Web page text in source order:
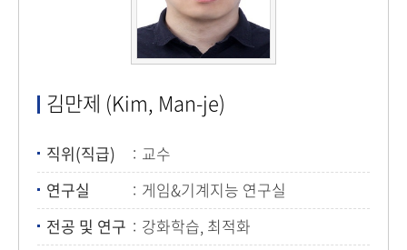
김만제 (Kim, Man-je)
직위(직급)
교수
연구실
게임&기계지능 연구실
전공 및 연구
강화학습, 최적화